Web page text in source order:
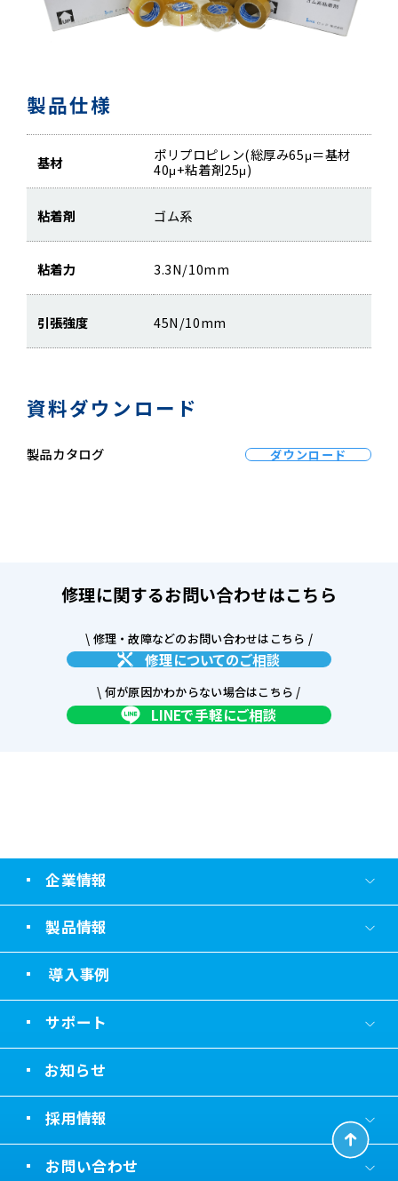
製品仕様
基材
ポリプロピレン(総厚み65μ＝基材
40μ+粘着剤25μ)
粘着剤 ゴム系
粘着力 3.3N/10mm
引張強度 45N/10mm
資料ダウンロード
製品カタログ ダウンロード
修理に関するお問い合わせはこちら
\ 修理・故障などのお問い合わせはこちら /
修理についてのご相談
\ 何が原因かわからない場合はこちら /
LINEで手軽にご相談
企業情報
製品情報
導入事例
サポート
お知らせ
採用情報
お問い合わせ